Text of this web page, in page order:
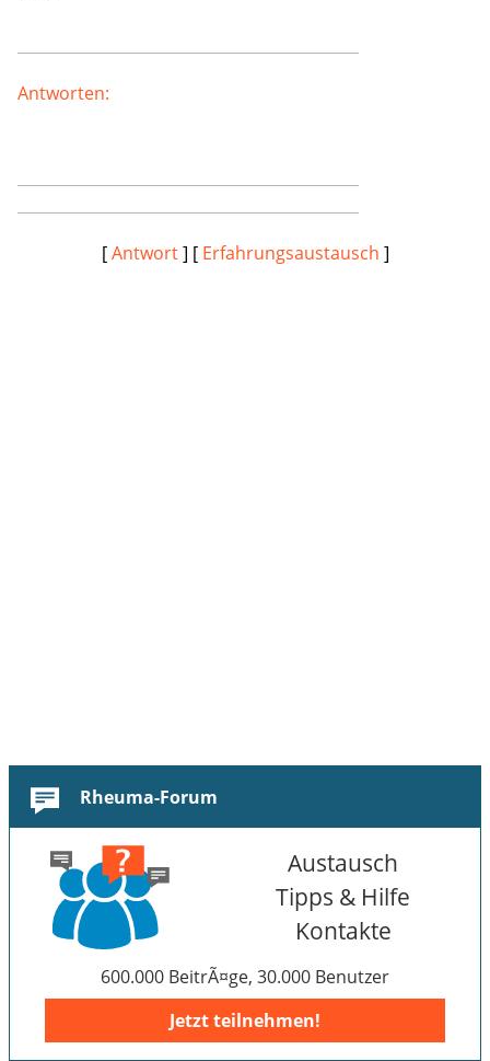
Antworten:
[Antwort] [ Erfahrungsaustausch ]
Rheuma-Forum
Austausch
Tipps & Hilfe
Kontakte
600.000 BeitrÃ¤ge, 30.000 Benutzer
Jetzt teilnehmen!